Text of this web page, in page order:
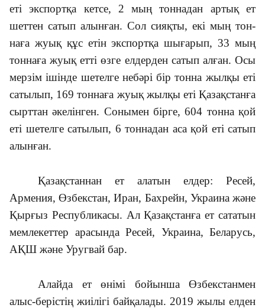
еті экспортқа кетсе, 2 мың тоннадан артық ет
шеттен сатып алынған. Сол сияқты, екі мың тон­
наға жуық құс етін экспортқа шығарып, 33 мың
тоннаға жуық етті өзге ел­дер­ден сатып алған. Осы
мерзім ішін­де шетелге небәрі бір тонна жылқы еті
сатылып, 169 тоннаға жуық жылқы еті Қа­зақ­станға
сырттан әкелінген. Со­нымен бір­ге, 604 тонна қой
еті шетелге саты­лып, 6 тоннадан аса қой еті сатып
алын­ған.
Қазақстаннан ет алатын елдер: Ресей,
Армения, Өзбекстан, Иран, Бах­рейн, Украина және
Қырғыз Рес­публикасы. Ал Қазақстанға ет сататын
мемлекеттер арасында Ресей, Украина, Беларусь,
АҚШ және Уругвай бар.
Алайда ет өнімі бойынша Өзбек­стан­мен
алыс-берістің жиілігі бай­қалады. 2019 жылы елден